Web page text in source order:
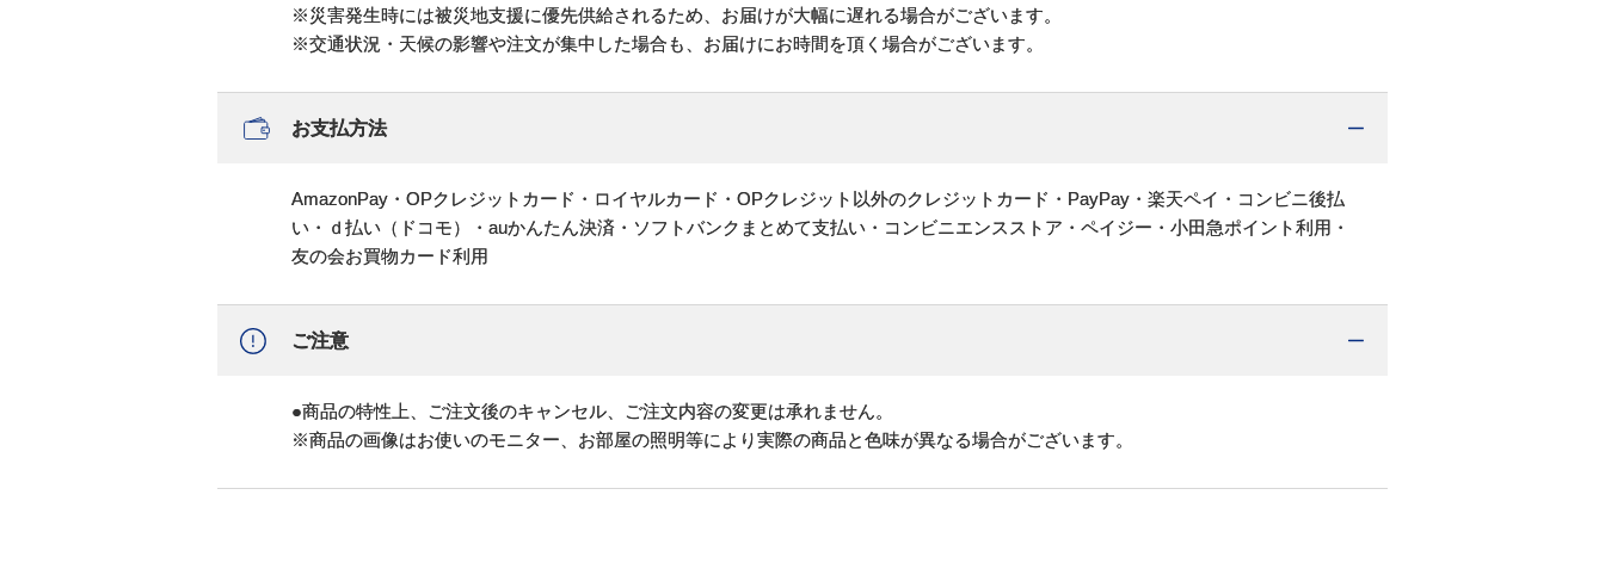
※災害発生時には被災地支援に優先供給されるため、お届けが大幅に遅れる場合がございます。
※交通状況・天候の影響や注文が集中した場合も、お届けにお時間を頂く場合がございます。
お支払方法
AmazonPay・OPクレジットカード・ロイヤルカード・OPクレジット以外のクレジットカード・PayPay・楽天ペイ・コンビニ後払
い・ｄ払い（ドコモ）・auかんたん決済・ソフトバンクまとめて支払い・コンビニエンスストア・ペイジー・小田急ポイント利用・
友の会お買物カード利用
ご注意
●商品の特性上、ご注文後のキャンセル、ご注文内容の変更は承れません。
※商品の画像はお使いのモニター、お部屋の照明等により実際の商品と色味が異なる場合がございます。